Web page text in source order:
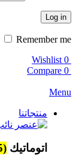
Log in
Remember me
0
Wishlist
0
Compare
Menu
منتجاتنا
اتوماتيك (5)